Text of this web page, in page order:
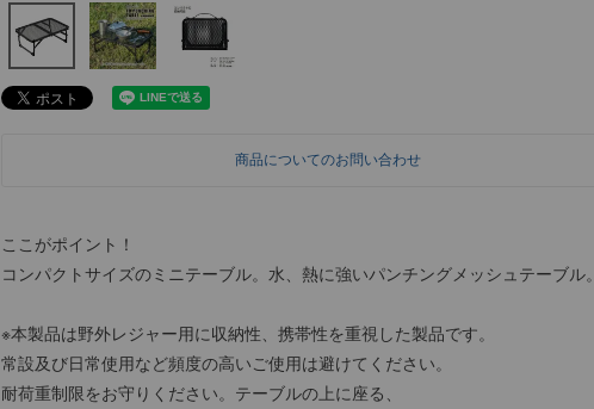
商品についてのお問い合わせ
ここがポイント！
コンパクトサイズのミニテーブル。水、熱に強いパンチングメッシュテーブル。
※本製品は野外レジャー用に収納性、携帯性を重視した製品です。
常設及び日常使用など頻度の高いご使用は避けてください。
耐荷重制限をお守りください。テーブルの上に座る、